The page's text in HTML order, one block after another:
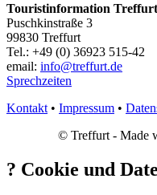
Touristinformation Treffurt
Puschkinstraße 3
99830 Treffurt
Tel.: +49 (0) 36923 515-42
email: info@treffurt.de
Sprechzeiten
Kontakt • Impressum •
© Treffurt - Made
? Cookie und